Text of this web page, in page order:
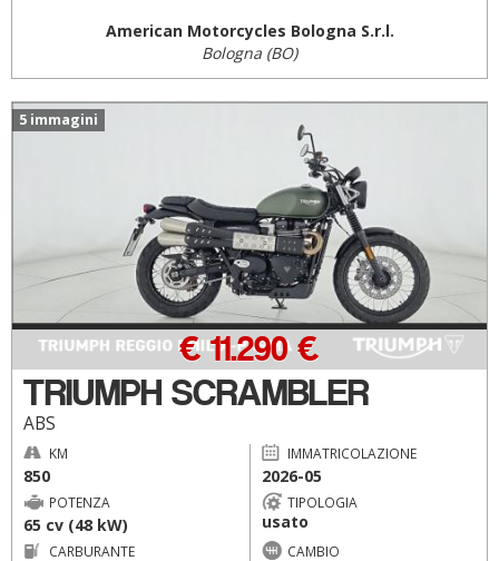
American Motorcycles Bologna S.r.l.
Bologna (BO)
5 immagini
TRIUMPH SCRAMBLER
ABS
€ 11.290 €
KM
850
IMMATRICOLAZIONE
2026-05
POTENZA
65 cv (48 kW)
TIPOLOGIA
usato
CARBURANTE CAMBIO